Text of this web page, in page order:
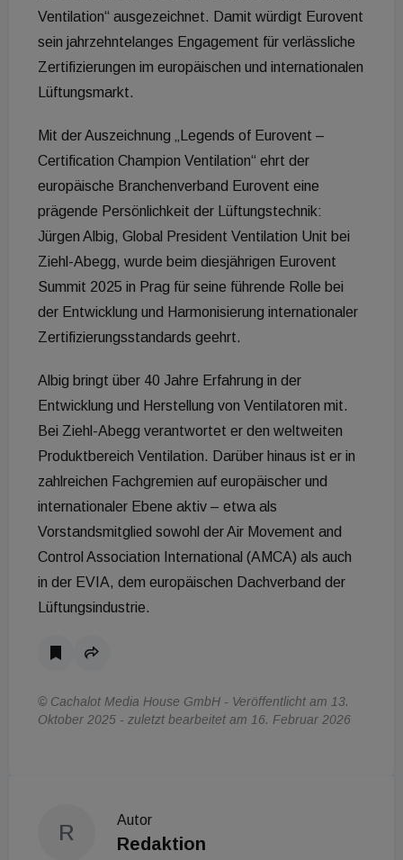
Ventilation“ ausgezeichnet. Damit würdigt Eurovent
sein jahrzehntelanges Engagement für verlässliche
Zertifizierungen im europäischen und internationalen
Lüftungsmarkt.
Mit der Auszeichnung „Legends of Eurovent –
Certification Champion Ventilation“ ehrt der
europäische Branchenverband Eurovent eine
prägende Persönlichkeit der Lüftungstechnik:
Jürgen Albig, Global President Ventilation Unit bei
Ziehl-Abegg, wurde beim diesjährigen Eurovent
Summit 2025 in Prag für seine führende Rolle bei
der Entwicklung und Harmonisierung internationaler
Zertifizierungsstandards geehrt.
Albig bringt über 40 Jahre Erfahrung in der
Entwicklung und Herstellung von Ventilatoren mit.
Bei Ziehl-Abegg verantwortet er den weltweiten
Produktbereich Ventilation. Darüber hinaus ist er in
zahlreichen Fachgremien auf europäischer und
internationaler Ebene aktiv – etwa als
Vorstandsmitglied sowohl der Air Movement and
Control Association International (AMCA) als auch
in der EVIA, dem europäischen Dachverband der
Lüftungsindustrie.
© Cachalot Media House GmbH - Veröffentlicht am 13.
Oktober 2025 - zuletzt bearbeitet am 16. Februar 2026
R
Autor
Redaktion